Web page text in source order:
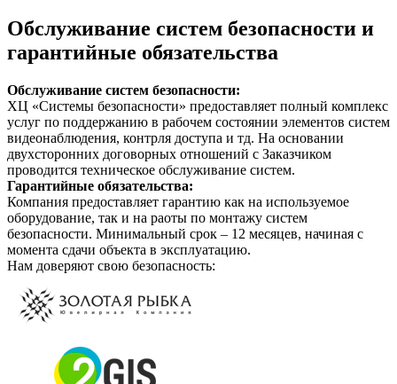
Обслуживание систем безопасности и
гарантийные обязательства
Обслуживание систем безопасности:
ХЦ «Системы безопасности» предоставляет полный комплекс
услуг по поддержанию в рабочем состоянии элементов систем
видеонаблюдения, контрля доступа и тд. На основании
двухсторонних договорных отношений с Заказчиком
проводится техническое обслуживание систем.
Гарантийные обязательства:
Компания предоставляет гарантию как на используемое
оборудование, так и на раоты по монтажу систем
безопасности. Минимальный срок – 12 месяцев, начиная с
момента сдачи объекта в эксплуатацию.
Нам доверяют свою безопасность: